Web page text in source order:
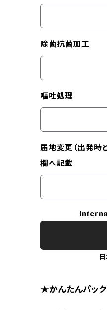
除菌抗菌加工
嘔吐処理
届地変更（出発時
欄へ記載
★かんたんパッ